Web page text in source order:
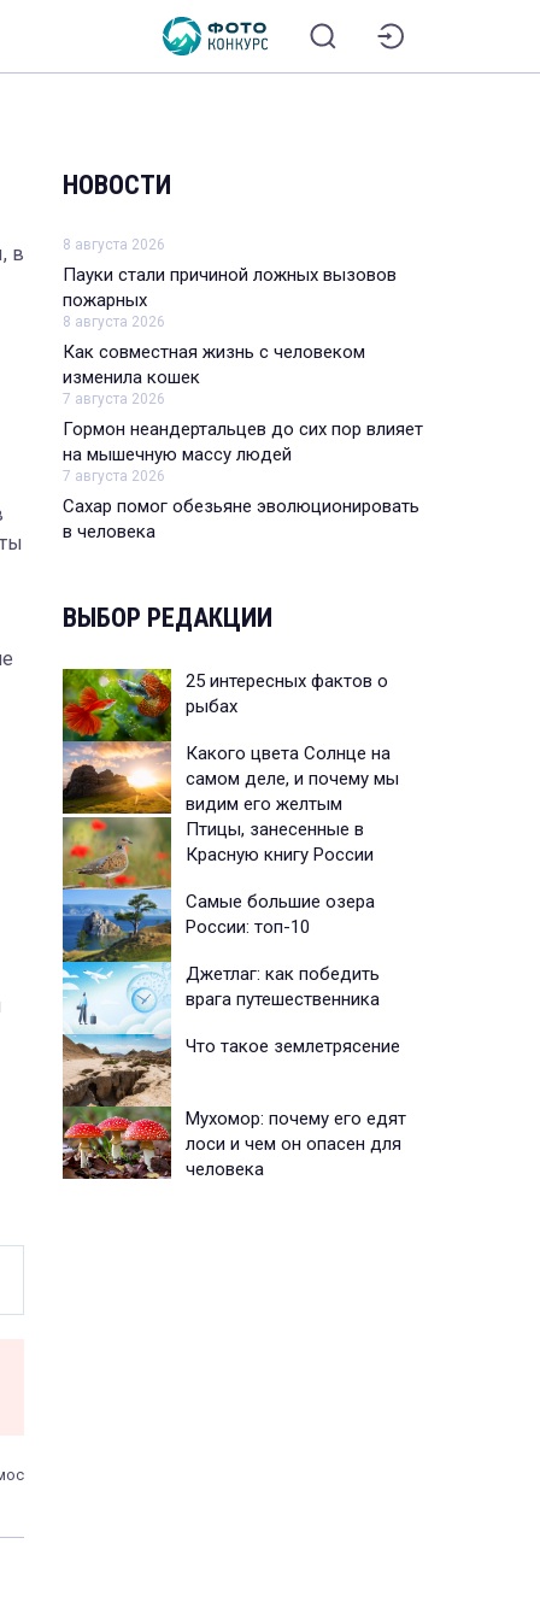
в
НОВОСТИ
8 августа 2026
Пауки стали причиной ложных вызовов
пожарных
8 августа 2026
Как совместная жизнь с человеком
изменила кошек
7 августа 2026
Гормон неандертальцев до сих пор влияет
на мышечную массу людей
7 августа 2026
Сахар помог обезьяне эволюционировать
в человека
ВЫБОР РЕДАКЦИИ
25 интересных фактов о
рыбах
Какого цвета Солнце на
самом деле, и почему мы
видим его желтым
Птицы, занесенные в
Красную книгу России
Самые большие озера
России: топ-10
Джетлаг: как победить
врага путешественника
Что такое землетрясение
Мухомор: почему его едят
лоси и чем он опасен для
человека